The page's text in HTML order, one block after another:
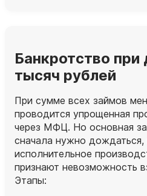
Банкротство при
тысяч рублей
При сумме всех займов
проводится упрощенная
через МФЦ. Но основная
сначала нужно дождаться,
исполнительное
признают невозможность
Этапы: